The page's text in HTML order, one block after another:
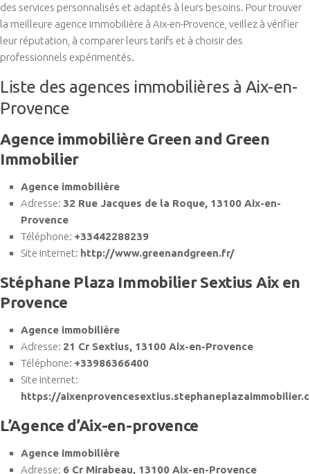
des services personnalisés et adaptés à leurs besoins. Pour trouver
la meilleure agence immobilière à Aix-en-Provence, veillez à vérifier
leur réputation, à comparer leurs tarifs et à choisir des
professionnels expérimentés.
Liste des agences immobilières à Aix-en-
Provence
Agence immobilière Green and Green
Immobilier
Agence immobilière
Adresse: 32 Rue Jacques de la Roque, 13100 Aix-en-
Provence
Téléphone: +33442288239
Site internet: http://www.greenandgreen.fr/
Stéphane Plaza Immobilier Sextius Aix en
Provence
Agence immobilière
Adresse: 21 Cr Sextius, 13100 Aix-en-Provence
Téléphone: +33986366400
Site internet:
https://
L’Agence d’Aix-en-provence
Agence immobilière
Adresse: 6 Cr Mirabeau, 13100 Aix-en-Provence